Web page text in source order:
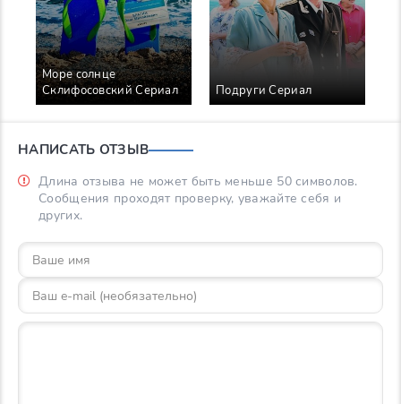
Море солнце
Склифосовский Сериал
Подруги Сериал
НАПИСАТЬ ОТЗЫВ
Длина отзыва не может быть меньше 50 символов.
Сообщения проходят проверку, уважайте себя и
других.